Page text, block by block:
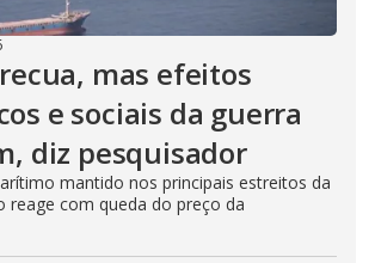
mas efeitos
e sociais da guerra
diz pesquisador
mantido nos principais estreitos da
reage com queda do preço da